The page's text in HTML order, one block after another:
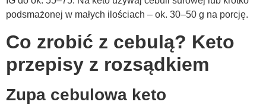
podsmażonej w małych ilościach – ok. 30–50 g na porcję.
Co zrobić z cebulą? Keto
przepisy z rozsądkiem
Zupa cebulowa keto